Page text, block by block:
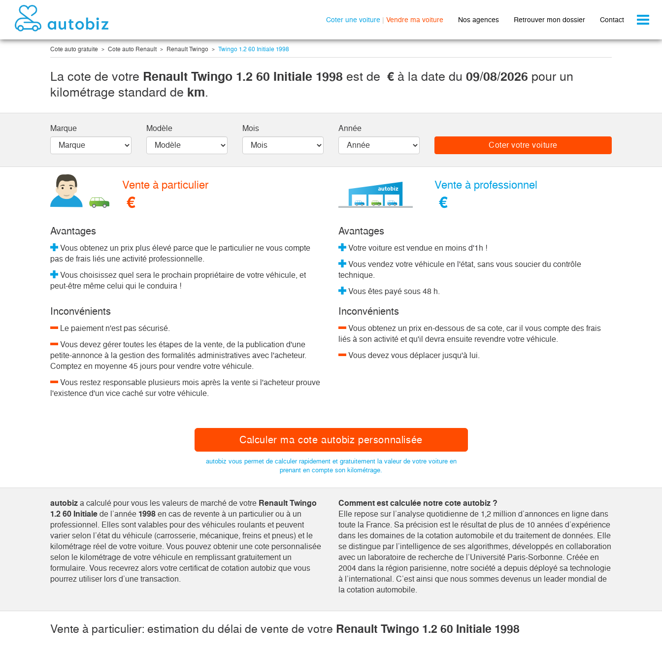
Coter une voiture | Vendre ma voiture Nos agences Retrouver mon dossier Contact
Cote auto gratuite Cote auto Renault Renault Twingo Twingo 1.2 60 Initiale 1998
La cote de votre Renault Twingo 1.2 60 Initiale 1998 est de € à la date du 09/08/2026 pour un
kilométrage standard de km.
Marque Modèle Mois
Année
Coter votre voiture
Vente à particulier
€
Avantages
Vous obtenez un prix plus élevé parce que le particulier ne vous compte
pas de frais liés une activité professionnelle.
Vous choisissez quel sera le prochain propriétaire de votre véhicule, et
peut-être même celui qui le conduira !
Inconvénients
Le paiement n'est pas sécurisé.
Vous devez gérer toutes les étapes de la vente, de la publication d'une
petite-annonce à la gestion des formalités administratives avec l'acheteur.
Comptez en moyenne 45 jours pour vendre votre véhicule.
Vous restez responsable plusieurs mois après la vente si l'acheteur prouve
l'existence d'un vice caché sur votre véhicule.
Vente à professionnel
€
Avantages
Votre voiture est vendue en moins d'1h !
Vous vendez votre véhicule en l'état, sans vous soucier du contrôle
technique.
Vous êtes payé sous 48 h.
Inconvénients
Vous obtenez un prix en-dessous de sa cote, car il vous compte des frais
liés à son activité et qu'il devra ensuite revendre votre véhicule.
Vous devez vous déplacer jusqu'à lui.
Calculer ma cote autobiz personnalisée
autobiz vous permet de calculer rapidement et gratuitement la valeur de votre voiture en
prenant en compte son kilométrage.
autobiz a calculé pour vous les valeurs de marché de votre Renault Twingo
1.2 60 Initiale de l’année 1998 en cas de revente à un particulier ou à un
professionnel. Elles sont valables pour des véhicules roulants et peuvent
varier selon l’état du véhicule (carrosserie, mécanique, freins et pneus) et le
kilométrage réel de votre voiture. Vous pouvez obtenir une cote personnalisée
selon le kilométrage de votre véhicule en remplissant gratuitement un
formulaire. Vous recevrez alors votre certificat de cotation autobiz que vous
pourrez utiliser lors d’une transaction.
Comment est calculée notre cote autobiz ?
Elle repose sur l’analyse quotidienne de 1,2 million d’annonces en ligne dans
toute la France. Sa précision est le résultat de plus de 10 années d’expérience
dans les domaines de la cotation automobile et du traitement de données. Elle
se distingue par l’intelligence de ses algorithmes, développés en collaboration
avec un laboratoire de recherche de l’Université Paris-Sorbonne. Créée en
2004 dans la région parisienne, notre société a depuis déployé sa technologie
à l’international. C’est ainsi que nous sommes devenus un leader mondial de
la cotation automobile.
Vente à particulier: estimation du délai de vente de votre Renault Twingo 1.2 60 Initiale 1998